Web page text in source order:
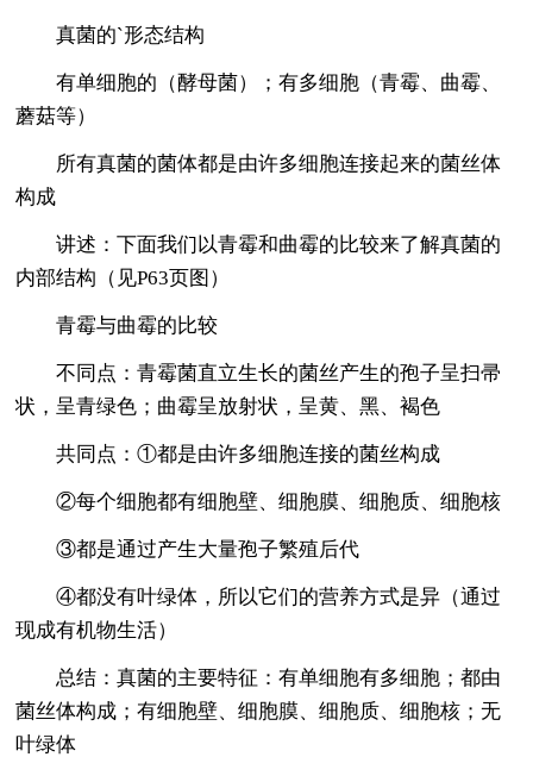
真菌的`形态结构
有单细胞的（酵母菌）；有多细胞（青霉、曲霉、
蘑菇等）
所有真菌的菌体都是由许多细胞连接起来的菌丝体
构成
讲述：下面我们以青霉和曲霉的比较来了解真菌的
内部结构（见P63页图）
青霉与曲霉的比较
不同点：青霉菌直立生长的菌丝产生的孢子呈扫帚
状，呈青绿色；曲霉呈放射状，呈黄、黑、褐色
共同点：①都是由许多细胞连接的菌丝构成
②每个细胞都有细胞壁、细胞膜、细胞质、细胞核
③都是通过产生大量孢子繁殖后代
④都没有叶绿体，所以它们的营养方式是异（通过
现成有机物生活）
总结：真菌的主要特征：有单细胞有多细胞；都由
菌丝体构成；有细胞壁、细胞膜、细胞质、细胞核；无
叶绿体